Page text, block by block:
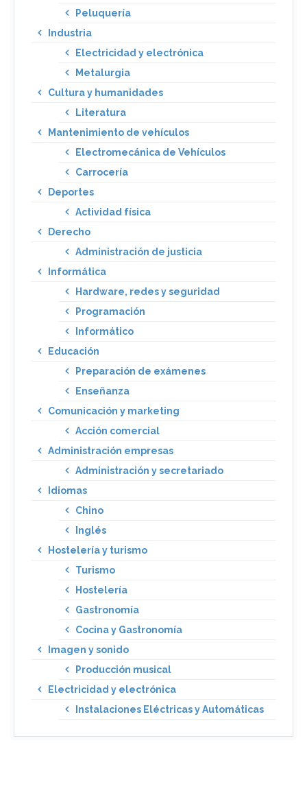
Peluquería
Industria
Electricidad y electrónica
Metalurgia
Cultura y humanidades
Literatura
Mantenimiento de vehículos
Electromecánica de Vehículos
Carrocería
Deportes
Actividad física
Derecho
Administración de justicia
Informática
Hardware, redes y seguridad
Programación
Informático
Educación
Preparación de exámenes
Enseñanza
Comunicación y marketing
Acción comercial
Administración empresas
Administración y secretariado
Idiomas
Chino
Inglés
Hostelería y turismo
Turismo
Hostelería
Gastronomía
Cocina y Gastronomía
Imagen y sonido
Producción musical
Electricidad y electrónica
Instalaciones Eléctricas y Automáticas